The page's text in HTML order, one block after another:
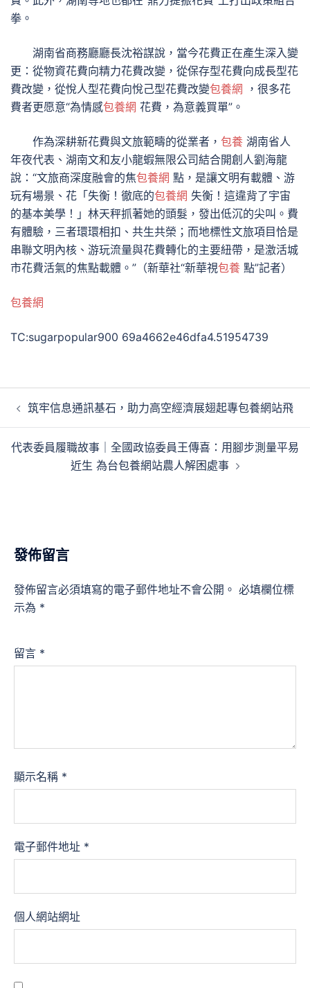
拳。
湖南省商務廳廳長沈裕謀說，當今花費正在產生深入變
更：從物資花費向精力花費改變，從保存型花費向成長型花
費改變，從悅人型花費向悅己型花費改變包養網 ，很多花
費者更愿意“為情感包養網 花費，為意義買單”。
作為深耕新花費與文旅範疇的從業者， 包養 湖南省人
年夜代表、湖南文和友小龍蝦無限公司結合開創人劉海龍
說：“文旅商深度融會的焦包養網 點，是讓文明有載體、游
玩有場景、花「失衡！徹底的包養網 失衡！這違背了宇宙
的基本美學！」林天秤抓著她的頭髮，發出低沉的尖叫。費
有體驗，三者環環相扣、共生共榮；而地標性文旅項目恰是
串聯文明內核、游玩流量與花費轉化的主要紐帶，是激活城
市花費活氣的焦點載體。”（新華社“新華視包養 點”記者）
包養網
TC:sugarpopular900 69a4662e46dfa4.51954739
覽
筑牢信息通訊基石，助力高空經濟展翅起專包養網站飛
代表委員履職故事｜全國政協委員王傳喜：用腳步測量平易
近生 為台包養網站農人解困處事
發佈留言
發佈留言必須填寫的電子郵件地址不會公開。 必填欄位標
示為 *
留言 *
顯示名稱 *
電子郵件地址 *
個人網站網址